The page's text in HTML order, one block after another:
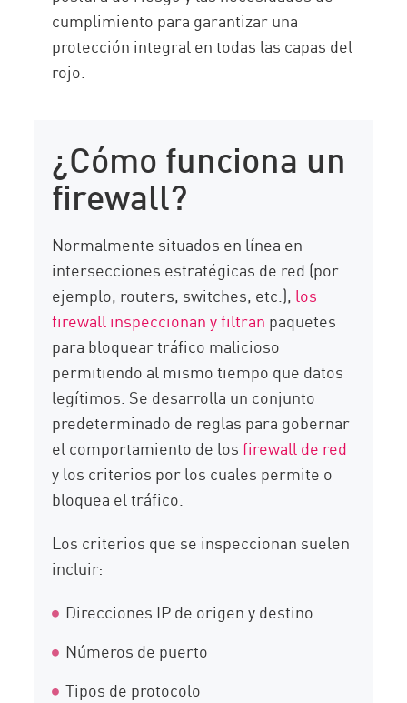
cumplimiento para garantizar una
protección integral en todas las capas del
rojo.
¿Cómo funciona un
firewall?
Normalmente situados en línea en
intersecciones estratégicas de red (por
ejemplo, routers, switches, etc.), los
firewall inspeccionan y filtran paquetes
para bloquear tráfico malicioso
permitiendo al mismo tiempo que datos
legítimos. Se desarrolla un conjunto
predeterminado de reglas para gobernar
el comportamiento de losfirewall de red
y los criterios por los cuales permite o
bloquea el tráfico.
Los criterios que se inspeccionan suelen
incluir:
Direcciones IP de origen y destino
Números de puerto
Tipos de protocolo